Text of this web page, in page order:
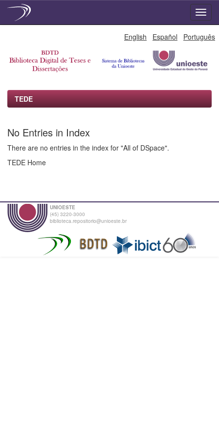
English Español Português
TEDE
No Entries in Index
There are no entries in the index for "All of DSpace".
TEDE Home
UNIOESTE
(45) 3220-3000
biblioteca.repositorio@unioeste.br